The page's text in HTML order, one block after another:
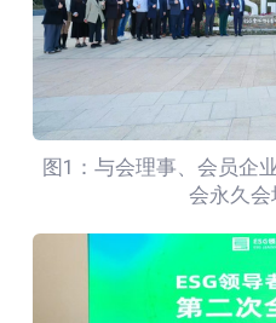
图1：与会理事、会员企
会永久